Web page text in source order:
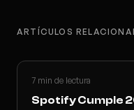
ARTÍCULOS
7 min de lectura
Spotify Cumple